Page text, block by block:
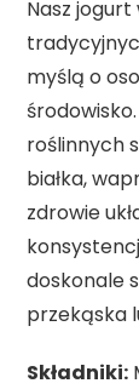
Nasz
myślą o
roślinnych
białka,
zdrowie
doskonale
przekąska
Składniki: